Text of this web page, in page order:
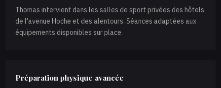
Thomas intervient dans les salles de sport privées des hôtels
de l'avenue Hoche et des alentours. Séances adaptées aux
équipements disponibles sur place.
Préparation physique avancée